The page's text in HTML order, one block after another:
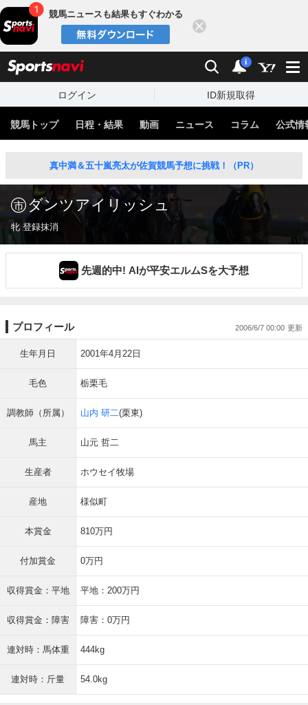
競馬ニュースも結果もすぐわかる
検索 通知
i
ログイン ID新規取得
競馬トップ 日程・結果 動画 ニュース コラム 公式情
真中満＆五十嵐亮太が佐賀競馬予想に挑戦！（PR）
ダンツアイリッシュ
牝 登録抹消
先週的中! AIが平安エルムSを大予想
プロフィール 2006/6/7 00:00
生年月日 2001年4月22日
毛色 栃栗毛
調教師（所属） 山内 研二(栗東)
馬主 山元 哲二
生産者 ホウセイ牧場
産地 様似町
本賞金 810万円
付加賞金 0万円
収得賞金：平地 平地：200万円
収得賞金：障害 障害：0万円
連対時：馬体重 444kg
連対時：斤量 54.0kg